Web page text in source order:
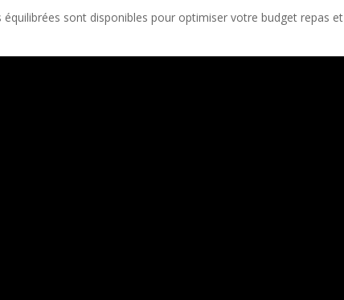
équilibrées sont disponibles pour optimiser votre budget repas